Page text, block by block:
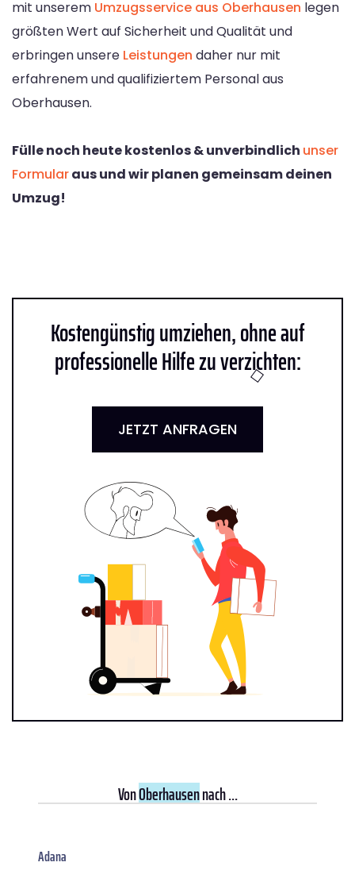
mit unserem Umzugsservice aus Oberhausen legen
größten Wert auf Sicherheit und Qualität und
erbringen unsere Leistungen daher nur mit
erfahrenem und qualifiziertem Personal aus
Oberhausen.
Fülle noch heute kostenlos & unverbindlich unser
Formularaus und wir planen gemeinsam deinen
Umzug!
Kostengünstig umziehen, ohne auf
professionelle Hilfe zu verzichten:
JETZT ANFRAGEN
VonOberhausennach ...
Adana